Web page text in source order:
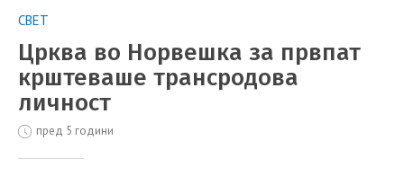
СВЕТ
Црква во Норвешка за првпат
крштеваше трансродова
личност
пред 5 години